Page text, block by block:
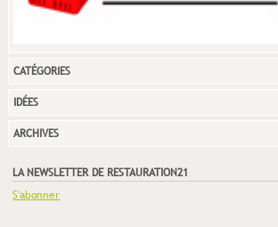
CATÉGORIES
IDÉES
ARCHIVES
LA NEWSLETTER DE RESTAURATION21
S'abonner